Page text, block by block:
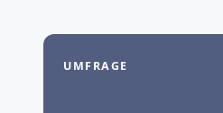
UMFRAGE